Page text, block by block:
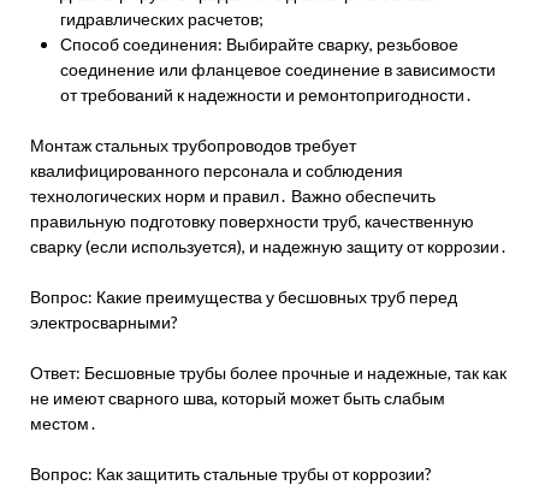
гидравлических расчетов;
Способ соединения: Выбирайте сварку, резьбовое
соединение или фланцевое соединение в зависимости
от требований к надежности и ремонтопригодности․
Монтаж стальных трубопроводов требует
квалифицированного персонала и соблюдения
технологических норм и правил․ Важно обеспечить
правильную подготовку поверхности труб, качественную
сварку (если используется), и надежную защиту от коррозии․
Вопрос: Какие преимущества у бесшовных труб перед
электросварными?
Ответ: Бесшовные трубы более прочные и надежные, так как
не имеют сварного шва, который может быть слабым
местом․
Вопрос: Как защитить стальные трубы от коррозии?